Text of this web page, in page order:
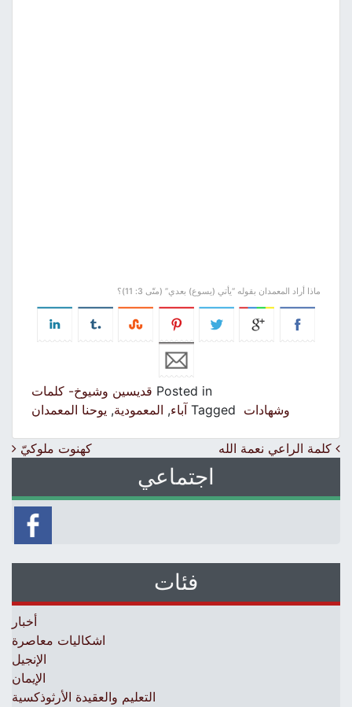
ماذا أراد المعمدان بقوله “يأتي (يسوع) بعدي” (متّى 3: 11)؟
Posted in قديسين وشيوخ- كلمات
وشهادات Tagged آباء,المعمودية,يوحنا المعمدان
Post navigation
كلمة الراعي نعمة الله كهنوت ملوكيّ
اجتماعي
فئات
أخبار
اشكاليات معاصرة
الإنجيل
الإيمان
التعليم والعقيدة الأرثوذكسية